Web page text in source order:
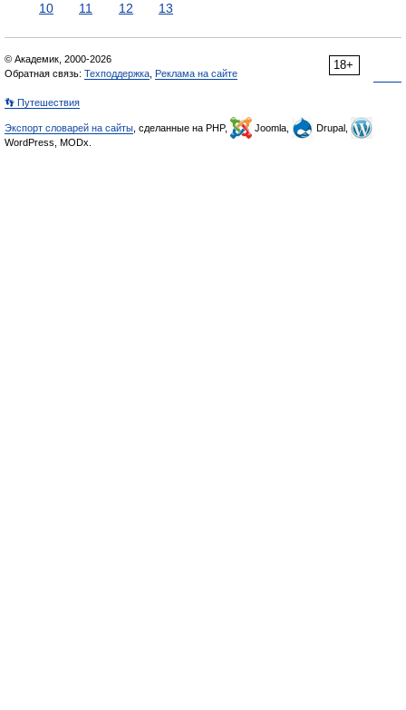
10
11 12 13
18+
© Академик, 2000-2026
Обратная связь: Техподдержка Реклама на сайте
👣 Путешествия
Экспорт словарей на сайты , сделанные на PHP, Joomla,
Drupal,
WordPress, MODx.